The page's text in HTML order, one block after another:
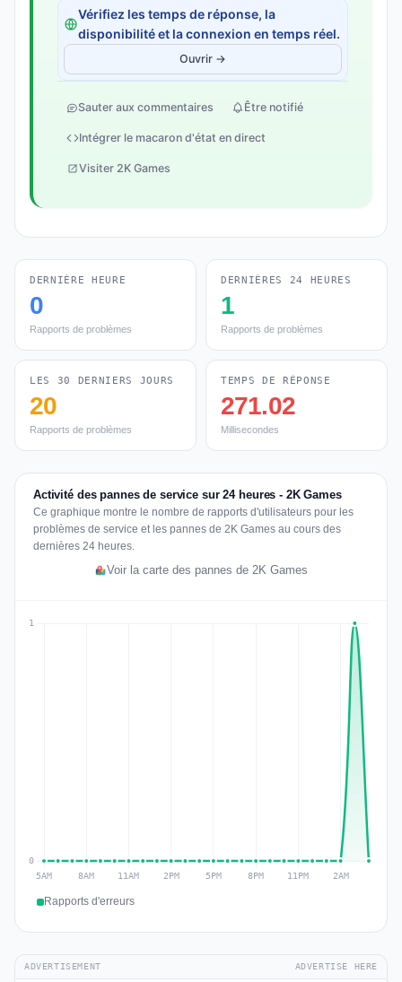
Vérifiez les temps de réponse, la
disponibilité et la connexion en temps réel.
Ouvrir →
Sauter aux commentaires Être notifié
Intégrer le macaron d'état en direct
Visiter 2K Games
DERNIÈRE HEURE
0
Rapports de problèmes
DERNIÈRES 24 HEURES
1
Rapports de problèmes
LES 30 DERNIERS JOURS
20
Rapports de problèmes
TEMPS DE RÉPONSE
271.02
Millisecondes
Activité des pannes de service sur 24 heures - 2K Games
Ce graphique montre le nombre de rapports d'utilisateurs pour les
problèmes de service et les pannes de 2K Games au cours des
dernières 24 heures.
Voir la carte des pannes de 2K Games
Rapports d'erreurs
ADVERTISEMENT ADVERTISE HERE